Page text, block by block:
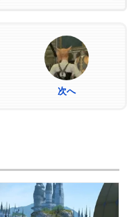
次へ